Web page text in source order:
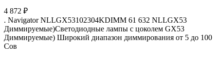
4 872 ₽
. Navigator NLLGX53102304KDIMM 61 632 NLLGX53
Диммируемые)Светодиодные лампы с цоколем GX53
Диммируемые) Широкий диапазон диммирования от 5 до 100
Сов